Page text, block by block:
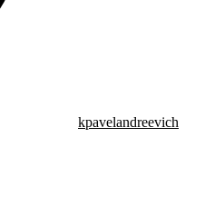
kpavelandreevich